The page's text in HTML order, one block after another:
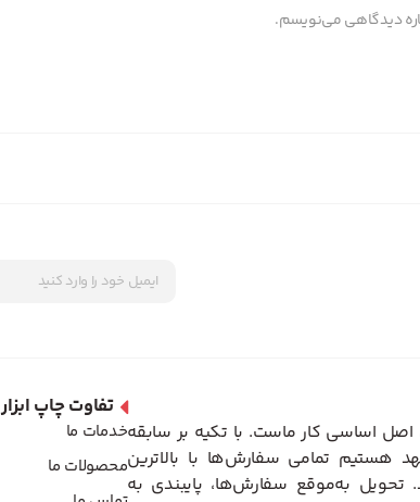
دیدگاهی می‌نویسم.
اساسی کار ماست. با تکیه بر سابقه
هستیم تمامی سفارش‌ها با بالاترین
به‌موقع سفارش‌ها، پایبندی به
تفاوت چاپ ابزار
خدمات ما
محصولات ما